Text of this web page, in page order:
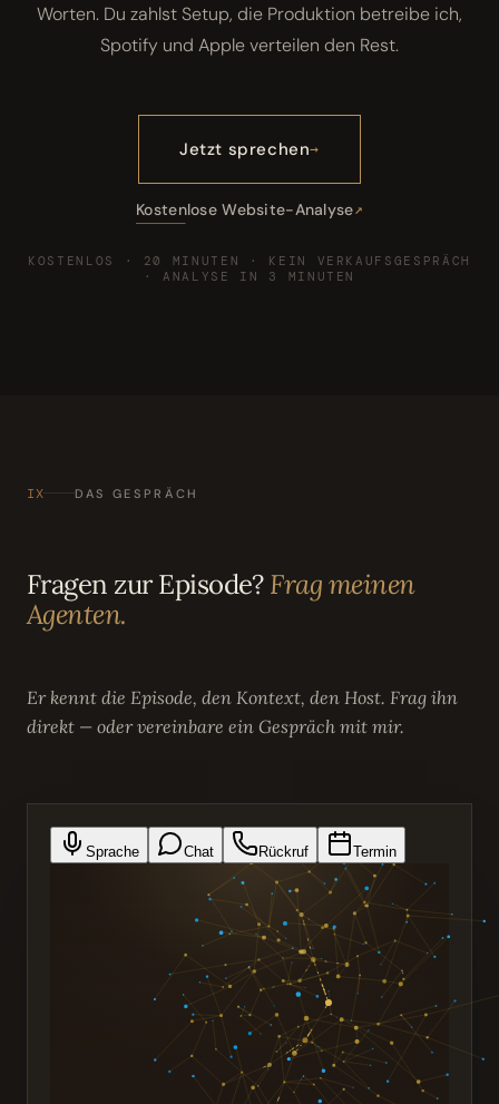
Worten. Du zahlst Setup, die Produktion betreibe ich,
Spotify und Apple verteilen den Rest.
Jetzt sprechen
Kostenlose Website-Analyse
KOSTENLOS · 20 MINUTEN · KEIN VERKAUFSGESPRÄCH
· ANALYSE IN 3 MINUTEN
IX DAS GESPRÄCH
Fragen zur Episode?Frag meinen
Agenten.
Er kennt die Episode, den Kontext, den Host. Frag ihn
direkt — oder vereinbare ein Gespräch mit mir.
Sprache Chat Rückruf Termin